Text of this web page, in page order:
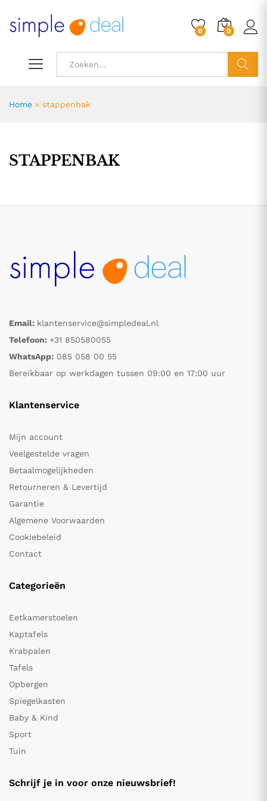
0 0
Home » stappenbak
STAPPENBAK
Email: klantenservice@simpledeal.nl
Telefoon: +31 850580055
WhatsApp: 085 058 00 55
Bereikbaar op werkdagen tussen 09:00 en 17:00 uur
Klantenservice
Mijn account
Veelgestelde vragen
Betaalmogelijkheden
Retourneren & Levertijd
Garantie
Algemene Voorwaarden
Cookiebeleid
Contact
Categorieën
Eetkamerstoelen
Kaptafels
Krabpalen
Tafels
Opbergen
Spiegelkasten
Baby & Kind
Sport
Tuin
Schrijf je in voor onze nieuwsbrief!